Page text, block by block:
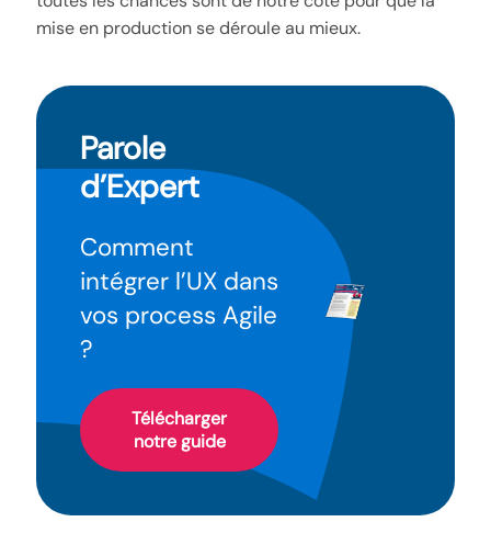
mise en production se déroule au mieux.
Parole
d’Expert
Comment
intégrer l’UX dans
vos process Agile
?
Télécharger
notre guide